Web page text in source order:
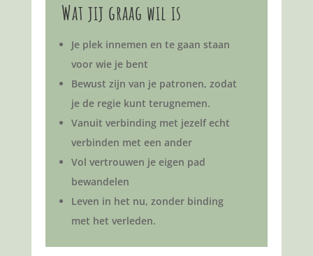
Wat jij graag wil is
Je plek innemen en te gaan staan
voor wie je bent
Bewust zijn van je patronen, zodat
je de regie kunt terugnemen.
Vanuit verbinding met jezelf echt
verbinden met een ander
Vol vertrouwen je eigen pad
bewandelen
Leven in het nu, zonder binding
met het verleden.